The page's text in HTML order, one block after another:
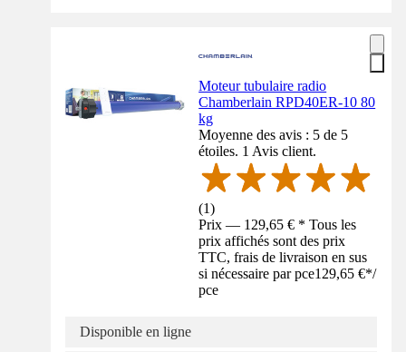
Moteur tubulaire radio
Chamberlain RPD40ER-10 80
kg
Moyenne des avis : 5 de 5
étoiles. 1 Avis client.
(1)
Prix — 129,65 € * Tous les
prix affichés sont des prix
TTC, frais de livraison en sus
si nécessaire par pce129,65 €*/
pce
Disponible en ligne